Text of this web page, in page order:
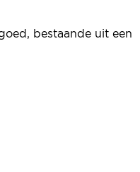
bestaande uit een